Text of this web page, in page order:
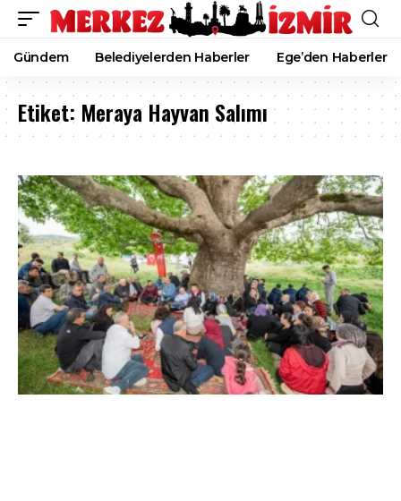
Gündem Belediyelerden Haberler Ege’den Haberler
Etiket: Meraya Hayvan Salımı